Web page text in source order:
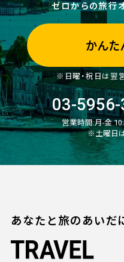
ゼロからの旅行
かんた
※日曜・祝日は翌
03-
営業時間:月-金
※土曜日
あなたと旅のあいだ